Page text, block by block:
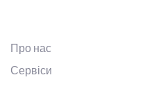
Про нас
Сервіси